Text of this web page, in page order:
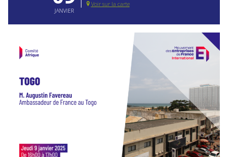
JANVIER
Voir sur la carte